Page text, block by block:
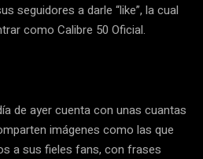
seguidores a darle “like”, la cual
como Calibre 50 Oficial.
de ayer cuenta con unas cuantas
imágenes como las que
a sus fieles fans, con frases